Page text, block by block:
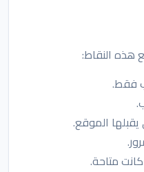
هذه النقاط:
فقط.
الموقع.
متاحة.